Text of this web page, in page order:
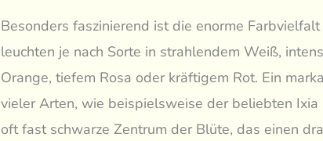
Besonders faszinierend ist die enorme
leuchten je nach Sorte in strahlendem Weiß,
Orange, tiefem Rosa oder kräftigem Rot. Ein
vieler Arten, wie beispielsweise der beliebten Ixia
oft fast schwarze Zentrum der Blüte, das einen